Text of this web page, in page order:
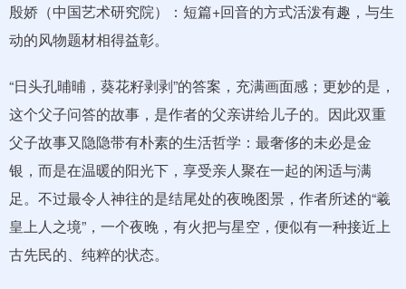
殷娇（中国艺术研究院）：短篇+回音的方式活泼有趣，与生
动的风物题材相得益彰。
“日头孔晡晡，葵花籽剥剥”的答案，充满画面感；更妙的是，
这个父子问答的故事，是作者的父亲讲给儿子的。因此双重
父子故事又隐隐带有朴素的生活哲学：最奢侈的未必是金
银，而是在温暖的阳光下，享受亲人聚在一起的闲适与满
足。不过最令人神往的是结尾处的夜晚图景，作者所述的“羲
皇上人之境”，一个夜晚，有火把与星空，便似有一种接近上
古先民的、纯粹的状态。